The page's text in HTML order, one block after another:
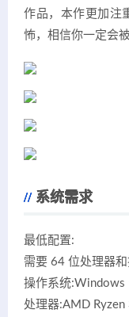
作品，本作更加注
怖，相信你一定会
系统需求
最低配置:
需要 64 位处理器
操作系统:Windows
处理器:AMD